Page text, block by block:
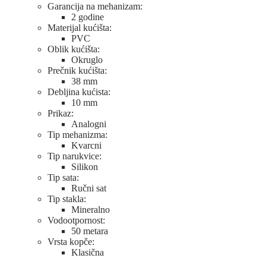
Garancija na mehanizam:
2 godine
Materijal kućišta:
PVC
Oblik kućišta:
Okruglo
Prečnik kućišta:
38 mm
Debljina kućista:
10 mm
Prikaz:
Analogni
Tip mehanizma:
Kvarcni
Tip narukvice:
Silikon
Tip sata:
Ručni sat
Tip stakla:
Mineralno
Vodootpornost:
50 metara
Vrsta kopče:
Klasična